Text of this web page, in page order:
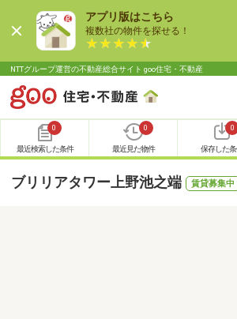
アプリ版はこちら
複数社の物件を探せる！
NTTグループ運営の不動産総合サイト goo住宅・不動産
0
最近検索した条件
0
最近見た物件
0
保存した
ブリリアタワー上野池之端 賃貸募集中